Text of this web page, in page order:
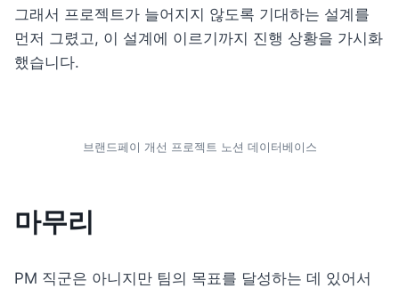
그래서 프로젝트가 늘어지지 않도록 기대하는 설계를
먼저 그렸고, 이 설계에 이르기까지 진행 상황을 가시화
했습니다.
브랜드페이 개선 프로젝트 노션 데이터베이스
마무리
PM 직군은 아니지만 팀의 목표를 달성하는 데 있어서